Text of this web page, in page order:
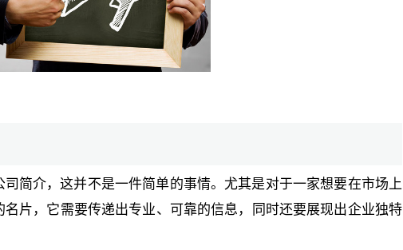
简介，这并不是一件简单的事情。尤其是对于一家想要在市场上
片，它需要传递出专业、可靠的信息，同时还要展现出企业独特